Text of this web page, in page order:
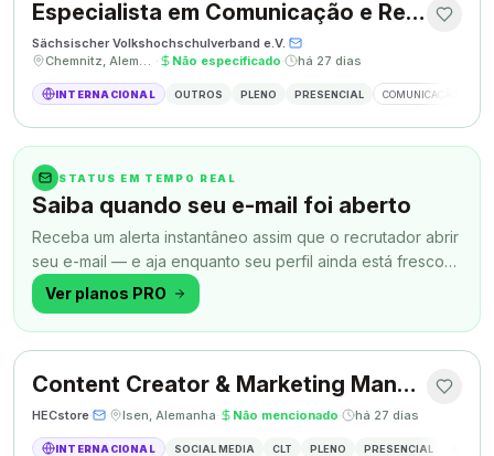
Especialista em Comunicação e Relações Públicas
Sächsischer Volkshochschulverband e.V.·
·
Chemnitz, Alemanha · Não especificado· há 27 dias
INTERNACIONAL OUTROS PLENO PRESENCIAL COMUNICAÇÃO
STATUS EM TEMPO REAL
Saiba quando seu e-mail foi aberto
Receba um alerta instantâneo assim que o recrutador abrir
seu e-mail — e aja enquanto seu perfil ainda está fresco
na memória.
Ver planos PRO
Content Creator & Marketing Manager
HECstore· · Isen, Alemanha· Não mencionado· há 27 dias
INTERNACIONAL SOCIAL MEDIA CLT PLENO PRESENCIAL